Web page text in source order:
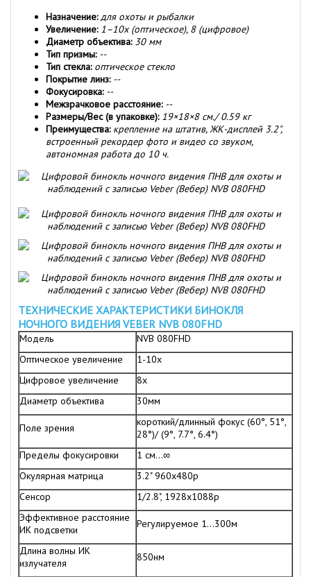
Назначение: для охоты и рыбалки
Увеличение: 1–10x (оптическое), 8 (цифровое)
Диаметр объектива: 30 мм
Тип призмы: --
Тип стекла: оптическое стекло
Покрытие линз: --
Фокусировка: --
Межзрачковое расстояние: --
Размеры/Вес (в упаковке): 19×18×8 см./ 0.59 кг
Преимущества: крепление на штатив, ЖК-дисплей 3.2",
встроенный рекордер фото и видео со звуком,
автономная работа до 10 ч.
ТЕХНИЧЕСКИЕ ХАРАКТЕРИСТИКИ БИНОКЛЯ
НОЧНОГО ВИДЕНИЯ VEBER NVB 080FHD
Модель
NVB 080FHD
Оптическое увеличение
1-10х
Цифровое увеличение
8х
Диаметр объектива
30мм
Поле зрения
короткий/длинный фокус (60°, 51°,
28°)/ (9°, 7.7°, 6.4°)
Пределы фокусировки
1 см…∞
Окулярная матрица
3.2" 960х480p
Сенсор
1/2.8", 1928х1088p
Эффективное расстояние
ИК подсветки
Регулируемое 1…300м
Длина волны ИК
излучателя
850нм